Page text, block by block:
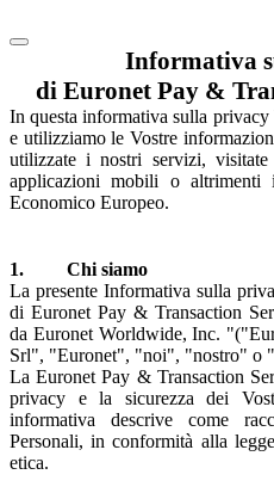
Informativa
di Euronet Pay &
In questa informativa sulla
e utilizziamo le Vostre
utilizzate i nostri servizi,
applicazioni mobili o altrimenti
Economico Europeo.
1. Chi siamo
La presente Informativa sulla
di Euronet Pay & Transaction
da Euronet Worldwide, Inc.
Srl", "Euronet", "noi", "nostro" o
La Euronet Pay & Transaction
privacy e la sicurezza dei
informativa descrive come
Personali, in conformità alla
etica.